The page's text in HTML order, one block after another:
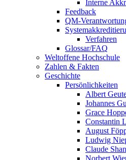
Interne
Feedback
QM-
Verfahren
Glossar/FAQ
Weltoffene Hochschule
Zahlen & Fakten
Geschichte
Persönlichkeiten
Albert
Johannes
Grace
Constantin
August
Ludwig
Claude
Norbert